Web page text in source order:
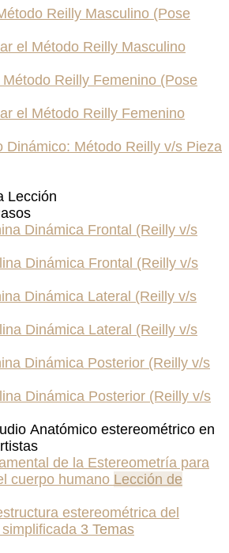
Reilly Masculino (Pose
el Método Reilly Masculino
Reilly Femenino (Pose
el Método Reilly Femenino
Dinámico: Método Reilly v/s Pieza
Lección
Dinámica Frontal (Reilly v/s
Dinámica Frontal (Reilly v/s
Dinámica Lateral (Reilly v/s
Dinámica Lateral (Reilly v/s
Dinámica Posterior (Reilly v/s
Dinámica Posterior (Reilly v/s
Anatómico estereométrico en
de la Estereometría para
cuerpo humano Lección de
estereométrica del
3 Temas